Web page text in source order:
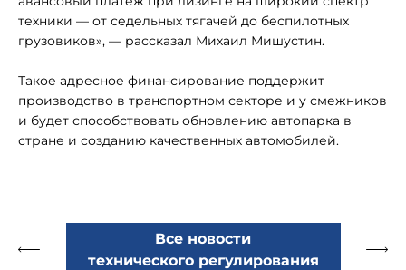
техники — от седельных тягачей до беспилотных
грузовиков», — рассказал Михаил Мишустин.
Такое адресное финансирование поддержит
производство в транспортном секторе и у смежников
и будет способствовать обновлению автопарка в
стране и созданию качественных автомобилей.
Все новости
технического регулирования